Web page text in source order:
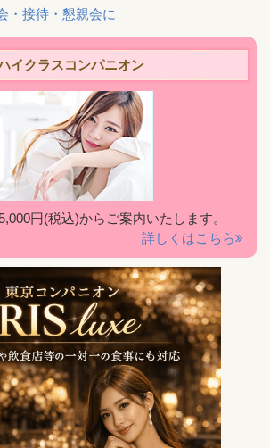
・接待・懇親会に
イクラスコンパニオン
円(税込)からご案内いたします。
詳しくはこちら